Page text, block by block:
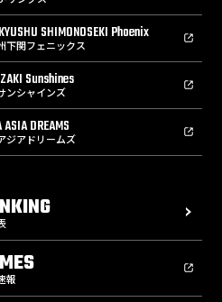
SHIMONOSEKI Phoenix
下関フェニックス
Sunshines
ンシャインズ
ASIA DREAMS
ジアドリームズ
報